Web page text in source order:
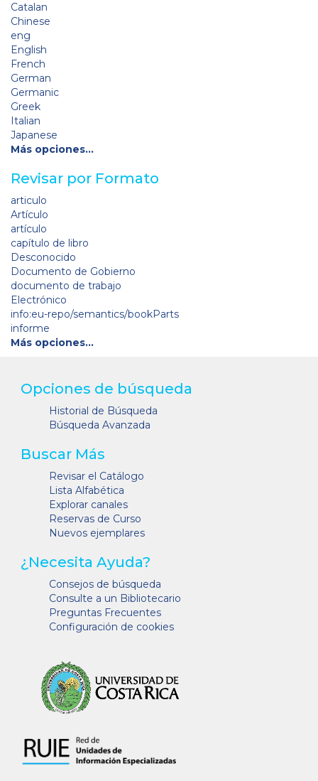
Catalan
Chinese
eng
English
French
German
Germanic
Greek
Italian
Japanese
Más opciones…
Revisar por Formato
articulo
Artículo
artículo
capítulo de libro
Desconocido
Documento de Gobierno
documento de trabajo
Electrónico
info:eu-repo/semantics/bookParts
informe
Más opciones…
Opciones de búsqueda
Historial de Búsqueda
Búsqueda Avanzada
Buscar Más
Revisar el Catálogo
Lista Alfabética
Explorar canales
Reservas de Curso
Nuevos ejemplares
¿Necesita Ayuda?
Consejos de búsqueda
Consulte a un Bibliotecario
Preguntas Frecuentes
Configuración de cookies